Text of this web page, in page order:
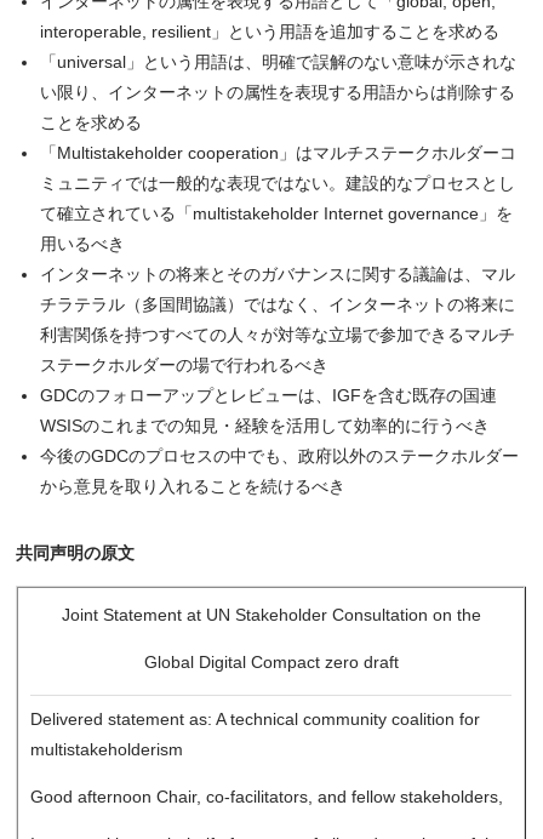
interoperable, resilient」という用語を追加することを求める
「universal」という用語は、明確で誤解のない意味が示されな
い限り、インターネットの属性を表現する用語からは削除する
ことを求める
「Multistakeholder cooperation」はマルチステークホルダーコ
ミュニティでは一般的な表現ではない。建設的なプロセスとし
て確立されている「multistakeholder Internet governance」を
用いるべき
インターネットの将来とそのガバナンスに関する議論は、マル
チラテラル（多国間協議）ではなく、インターネットの将来に
利害関係を持つすべての人々が対等な立場で参加できるマルチ
ステークホルダーの場で行われるべき
GDCのフォローアップとレビューは、IGFを含む既存の国連
WSISのこれまでの知見・経験を活用して効率的に行うべき
今後のGDCのプロセスの中でも、政府以外のステークホルダー
から意見を取り入れることを続けるべき
共同声明の原文
Joint Statement at UN Stakeholder Consultation on the
Global Digital Compact zero draft
Delivered statement as: A technical community coalition for
multistakeholderism
Good afternoon Chair, co-facilitators, and fellow stakeholders,